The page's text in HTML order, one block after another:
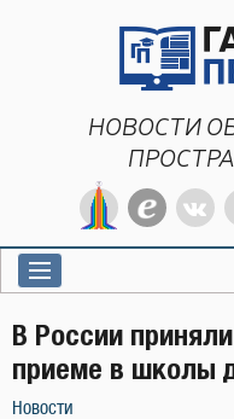
НОВОСТИ
В России
приеме в школы
Новости